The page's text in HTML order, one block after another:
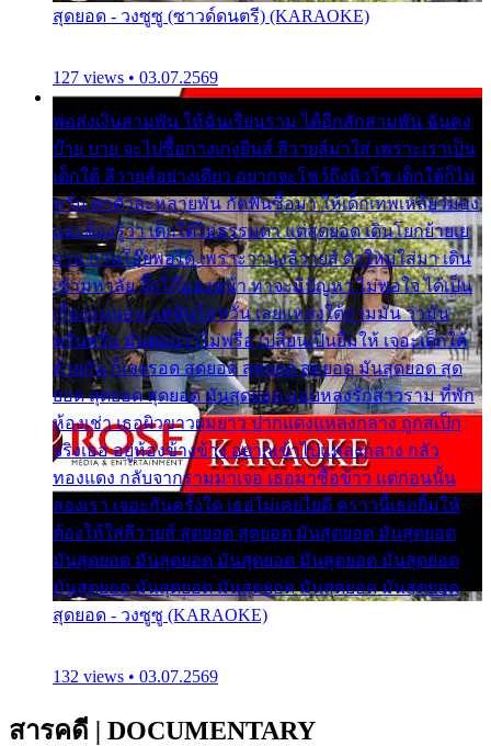
สุดยอด - วงซูซู (ซาวด์ดนตรี) (KARAOKE)
127 views • 03.07.2569
พ่อส่งเงินสามพัน ให้ฉันเรียนราม ได้อีกสักสามพัน ฉันคง
บ๊าย บาย จะไปซื้อกางเกงยีนส์ ลีวายส์มาใส่ เพราะเราเป็น
เด็กใต้ ลีวายส์อย่างเดียว อยากจะโชว์ถึงหิวโซ เด็กใต้ก็ไม่
หวั่น ตกตัวละหลายพัน กัดฟันซื้อมา ให้เด็กเทพเหลียวมอง
และต้องรู้ว่า เด็กใต้ไม่ธรรมดา แต่สุดยอด เดินโยกย้ายเย
ยวน กวนโอ๊ยพอได้ เพราะว่านุ่งลีวายส์ ตัวใหม่ใส่มา เดิน
เข้ามหาลัย จิ๊กโก๊มองหน้า ท่าจะมีปัญหา ไม่พอใจ ได้เป็น
เรื่องแน่นอน แต่ฉันไม่หวั่น เลยแหลงใต้ถามมัน ว่ามัน
พรั่นพรือ มันตอบว่าไม่พรื่อ เปลี่ยนเป็นยิ้มให้ เจอะเด็กใต้
ด้วยกัน ก็เลยรอด สุดยอด สุดยอด สุดยอด มันสุดยอด สุด
ยอด สุดยอด สุดยอด มันสุดยอด แอบหลงรักสาวราม ที่พัก
ห้องเช่า เธอผิวขาวผมยาว ปากแดงแหลงกลาง ถูกสเป็ก
จริงเธอ อยู่ห้องข้างข้าง อยากเข้าไปแหลงกลาง กลัว
ทองแดง กลับจากรามมาเจอ เธอมาซื้อข้าว แต่ก่อนนั้น
สองเรา เจอะกันครั้งใด เธอไม่เคยไยดี คราวนี้เธอยิ้มให้
ต้องให้ใส่ลีวายส์ สุดยอด สุดยอด มันสุดยอด มันสุดยอด
มันสุดยอด มันสุดยอด มันสุดยอด มันสุดยอด มันสุดยอด
มันสุดยอด มันสุดยอด มันสุดยอด มันสุดยอด มันสุดยอด
สุดยอด - วงซูซู (KARAOKE)
132 views • 03.07.2569
สารคดี | DOCUMENTARY